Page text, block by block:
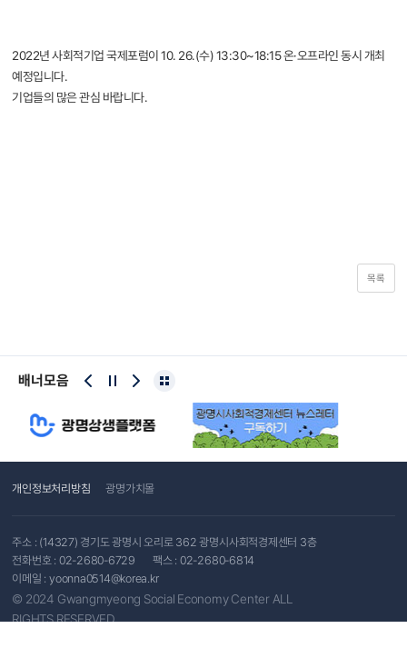
2022년 사회적기업 국제포럼이 10. 26.(수) 13:30~18:15 온·오프라인 동시 개최
예정입니다.
기업들의 많은 관심 바랍니다.
목록
배너모음
개인정보처리방침 광명가치몰
주소 : (14327) 경기도 광명시 오리로 362 광명시사회적경제센터 3층
전화번호 : 02-2680-6729
팩스 : 02-2680-6814
이메일 : yoonna0514@korea.kr
© 2024 Gwangmyeong Social Economy Center ALL
RIGHTS RESERVED.